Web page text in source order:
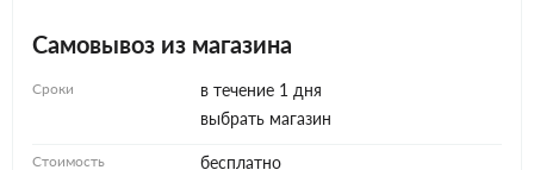
Самовывоз из магазина
Сроки
в течение 1 дня
выбрать магазин
Стоимость бесплатно